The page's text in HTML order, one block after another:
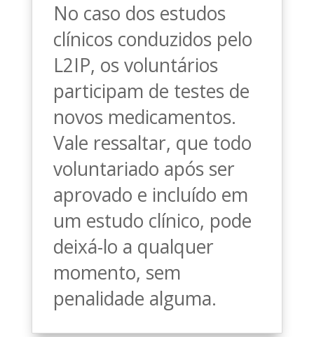
No caso dos estudos
clínicos conduzidos pelo
L2IP, os voluntários
participam de testes de
novos medicamentos.
Vale ressaltar, que todo
voluntariado após ser
aprovado e incluído em
um estudo clínico, pode
deixá-lo a qualquer
momento, sem
penalidade alguma.